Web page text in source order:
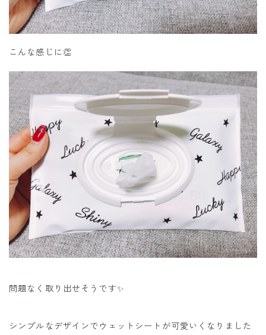
こんな感じに👏
問題なく取り出せそうです✨
シンプルなデザインでウェットシートが可愛いくなりました